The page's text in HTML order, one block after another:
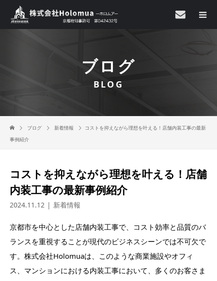
ブログ
BLOG
ブログ 新着情報
コストを抑えながら理想を叶える！店舗内装工事の最新
事例紹介
コストを抑えながら理想を叶える！店舗
内装工事の最新事例紹介
2024.11.12 新着情報
京都市を中心とした店舗内装工事で、コスト効率と品質のバ
ランスを重視することが現代のビジネスシーンでは不可欠で
す。株式会社Holomuaは、このような商業施設やオフィ
ス、マンションにおける内装工事において、多くのお客さま